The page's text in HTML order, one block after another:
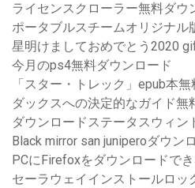
ライセンスクローラー無料ダウ
ポータブルスチームオリジナル
星明けましておめでとう2020
今月のps4無料ダウンロード
「スター・トレック」epub本
ダックスへの決定的なガイド無
ダウンロードステータスウィン
Black mirror san juniperoダウン
PCにFirefoxをダウンロードで
セーラウェイインストールロッ